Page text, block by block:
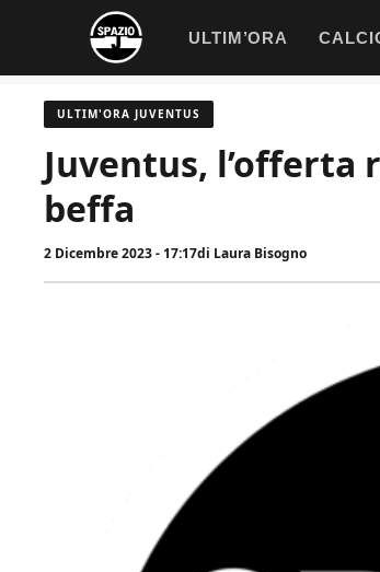
contenuto
ULTIM’ORA
ULTIM'ORA JUVENTUS
Juventus,
beffa
2 Dicembre 2023 - 17:17di Laura Bisogno